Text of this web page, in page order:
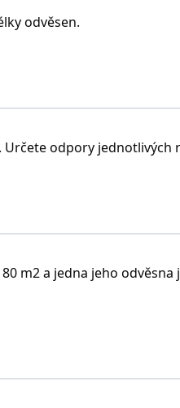
odvěsen.
odpory jednotlivých
m2 a jedna jeho odvěsna